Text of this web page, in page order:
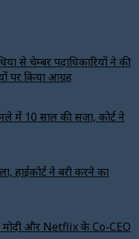
से चेम्बर पदाधिकारियों ने की
पर किया आग्रह
में 10 साल की सजा, कोर्ट ने
ने बरी करने का
मोदी और Netflix के Co-CEO